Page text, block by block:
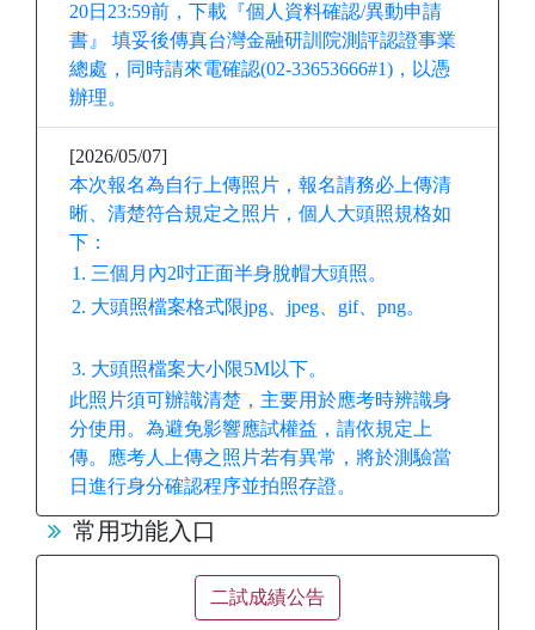
20日 23:59前 ，下載『個人資料確認/異動申請
書』 填妥後傳真台灣金融研訓院測評認證事業
總處，同時請來電確認(02-33653666#1)，以憑
辦理。
[2026/05/07]
本次報名為自行上傳照片，報名請務必上傳清
晰、清楚符合規定之照片，個人大頭照規格如
下：
1. 三個月內2吋正面半身脫帽大頭照。
2. 大頭照檔案格式限jpg、jpeg、gif、png。
3. 大頭照檔案大小限5M以下。
此照片須可辦識清楚，主要用於應考時辨識身
分使用。為避免影響應試權益，請依規定上
傳。應考人上傳之照片若有異常，將於測驗當
日進行身分確認程序並拍照存證。
常用功能入口
二試成績公告